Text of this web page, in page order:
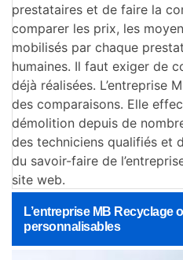
prestataires et de faire la
comparer les prix, les
mobilisés par chaque
humaines. Il faut exiger de
déjà réalisées. L’entreprise
des comparaisons. Elle
démolition depuis de
des techniciens qualifiés et
du savoir-faire de
site web.
L’entreprise MB Recyclage
personnalisables